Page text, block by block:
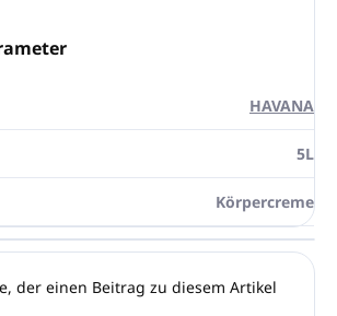
HAVANA
5L
Körpercreme
der einen Beitrag zu diesem Artikel